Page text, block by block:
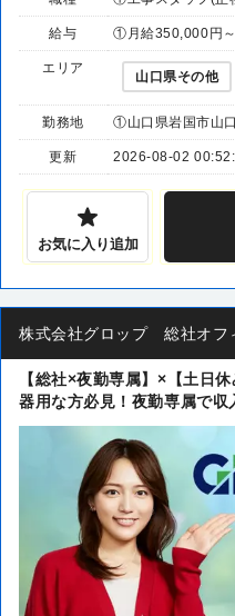
給与 ①月給350,000円～
エリア
山口県その他
勤務地 ①山口県岩国市山
更新 2026-08-02
お気に入り追加
株式会社グロップ 総社オフ
【総社×夜勤専属】×【土日
器用な方必見！夜勤専属で収